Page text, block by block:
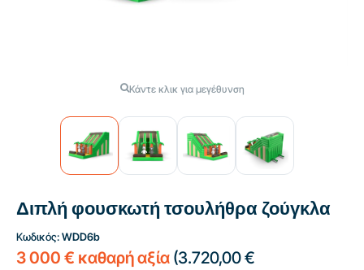
Κάντε κλικ για μεγέθυνση
Διπλή φουσκωτή τσουλήθρα ζούγκλα
Κωδικός:WDD6b
3 000 € καθαρή αξία (3.720,00 €